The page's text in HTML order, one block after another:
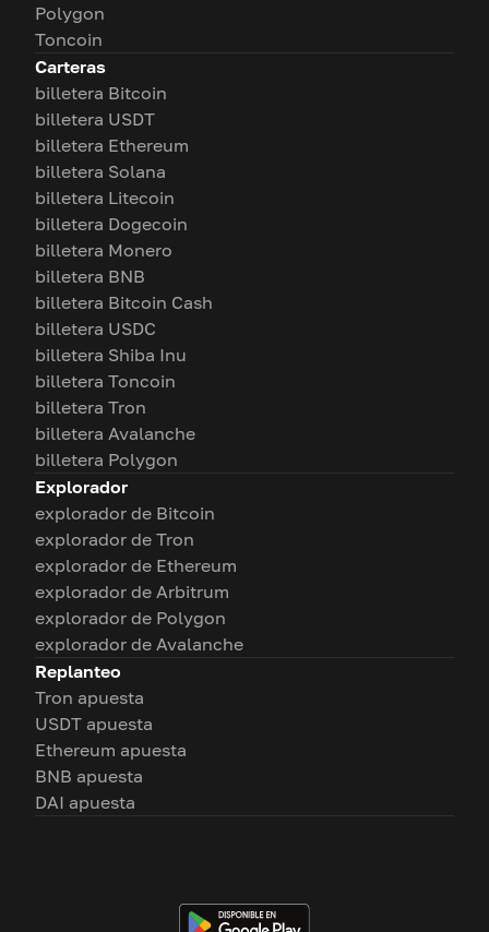
Polygon
Toncoin
Carteras
billetera Bitcoin
billetera USDT
billetera Ethereum
billetera Solana
billetera Litecoin
billetera Dogecoin
billetera Monero
billetera BNB
billetera Bitcoin Cash
billetera USDC
billetera Shiba Inu
billetera Toncoin
billetera Tron
billetera Avalanche
billetera Polygon
Explorador
explorador de Bitcoin
explorador de Tron
explorador de Ethereum
explorador de Arbitrum
explorador de Polygon
explorador de Avalanche
Replanteo
Tron apuesta
USDT apuesta
Ethereum apuesta
BNB apuesta
DAI apuesta